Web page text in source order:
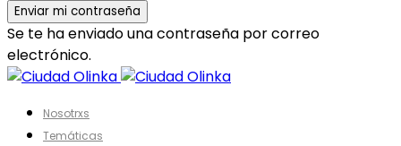
Se te ha enviado una contraseña por correo
electrónico.
Nosotrxs
Temáticas